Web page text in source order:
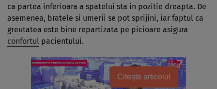
ca partea inferioara a spatelui sta in pozitie dreapta. De
asemenea, bratele si umerii se pot sprijini, iar faptul ca
greutatea este bine repartizata pe picioare asigura
confortul pacientului.
Citește articolul